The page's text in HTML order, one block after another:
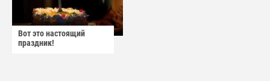
Вот это настоящий
праздник!